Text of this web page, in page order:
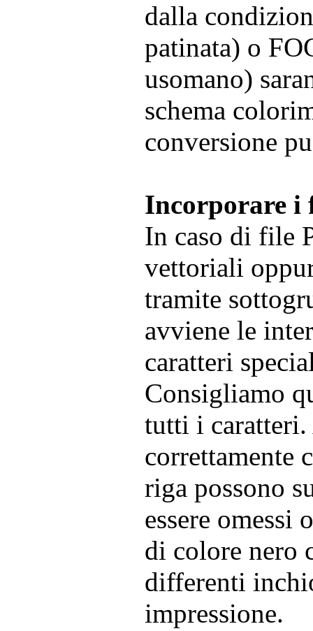
dalla
patinata) o
usomano)
schema
conversione
Incorporare i
In caso di file
vettoriali
tramite
avviene le
caratteri
Consigliamo
tutti i caratteri.
correttamente
riga possono
essere omessi
di colore nero
differenti
impressione.